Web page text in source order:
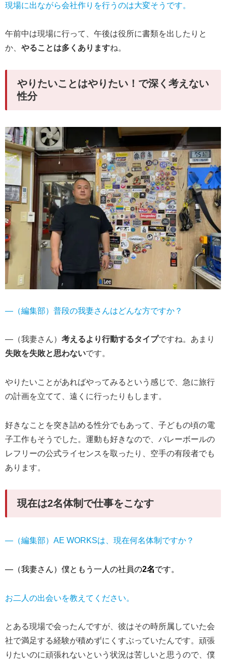
現場に出ながら会社作りを行うのは大変そうです。
午前中は現場に行って、午後は役所に書類を出したりと
か、 やることは多くありますね。
やりたいことはやりたい！で深く考えない
性分
―（編集部）普段の我妻さんはどんな方ですか？
―（我妻さん） 考えるより行動するタイプですね。あまり
失敗を失敗と思わないです。
やりたいことがあればやってみるという感じで、急に旅行
の計画を立てて、遠くに行ったりもします。
好きなことを突き詰める性分でもあって、子どもの頃の電
子工作もそうでした。運動も好きなので、バレーボールの
レフリーの公式ライセンスを取ったり、空手の有段者でも
あります。
現在は2名体制で仕事をこなす
―（編集部）AE WORKSは、現在何名体制ですか？
―（我妻さん）僕ともう一人の社員の2名です。
お二人の出会いを教えてください。
とある現場で会ったんですが、彼はその時所属していた会
社で満足する経験が積めずにくすぶっていたんです。頑張
りたいのに頑張れないという状況は苦しいと思うので、僕